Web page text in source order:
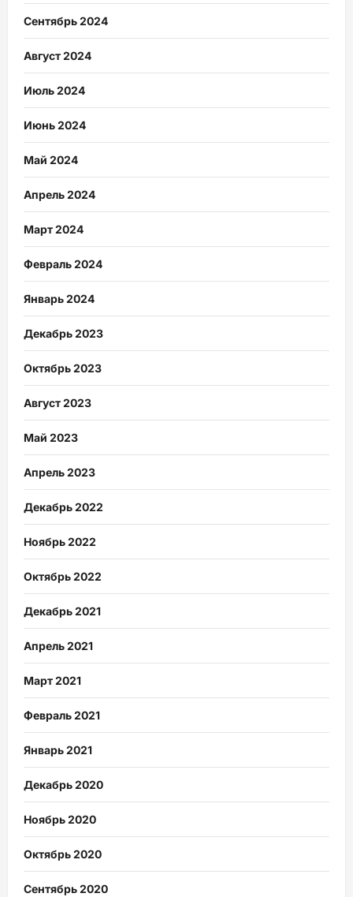
Сентябрь 2024
Август 2024
Июль 2024
Июнь 2024
Май 2024
Апрель 2024
Март 2024
Февраль 2024
Январь 2024
Декабрь 2023
Октябрь 2023
Август 2023
Май 2023
Апрель 2023
Декабрь 2022
Ноябрь 2022
Октябрь 2022
Декабрь 2021
Апрель 2021
Март 2021
Февраль 2021
Январь 2021
Декабрь 2020
Ноябрь 2020
Октябрь 2020
Сентябрь 2020